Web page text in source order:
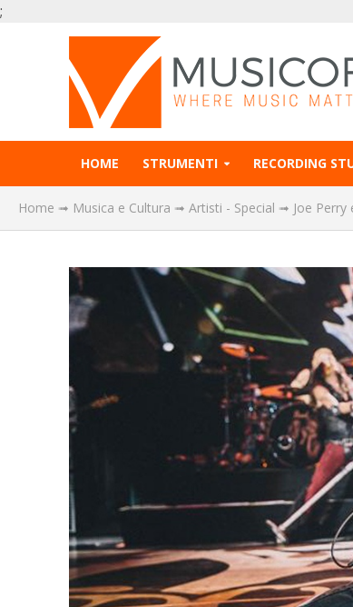
;
HOME STRUMENTI RECORDING
Home ➟ Musica e Cultura ➟ Artisti - Special ➟ Joe